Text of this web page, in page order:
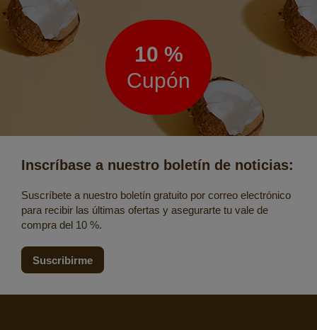
Boletín
de
noticias
10 %
Cupón
Inscríbase a nuestro boletín de noticias:
Suscríbete a nuestro boletín gratuito por correo electrónico
para recibir las últimas ofertas y asegurarte tu vale de
compra del 10 %.
Suscribirme